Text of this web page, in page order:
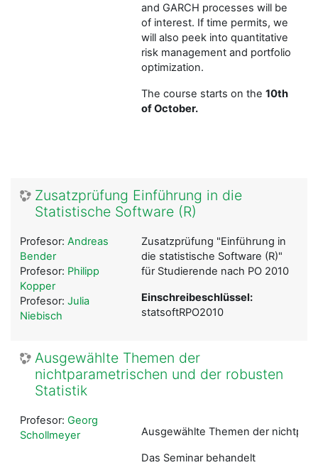
and GARCH processes will be
of interest. If time permits, we
will also peek into quantitative
risk management and portfolio
optimization.
The course starts on the 10th
of October.
Zusatzprüfung Einführung in die
Statistische Software (R)
Zusatzprüfung "Einführung in
die statistische Software (R)"
für Studierende nach PO 2010
Einschreibeschlüssel:
statsoftRPO2010
Profesor: Andreas
Bender
Profesor: Philipp
Kopper
Profesor: Julia
Niebisch
Ausgewählte Themen der
nichtparametrischen und der robusten
Statistik
Ausgewählte Themen der
Das Seminar behandelt
Profesor: Georg
Schollmeyer